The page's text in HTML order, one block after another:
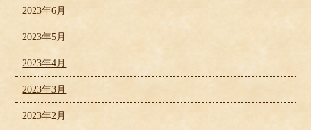
2023年6月
2023年5月
2023年4月
2023年3月
2023年2月